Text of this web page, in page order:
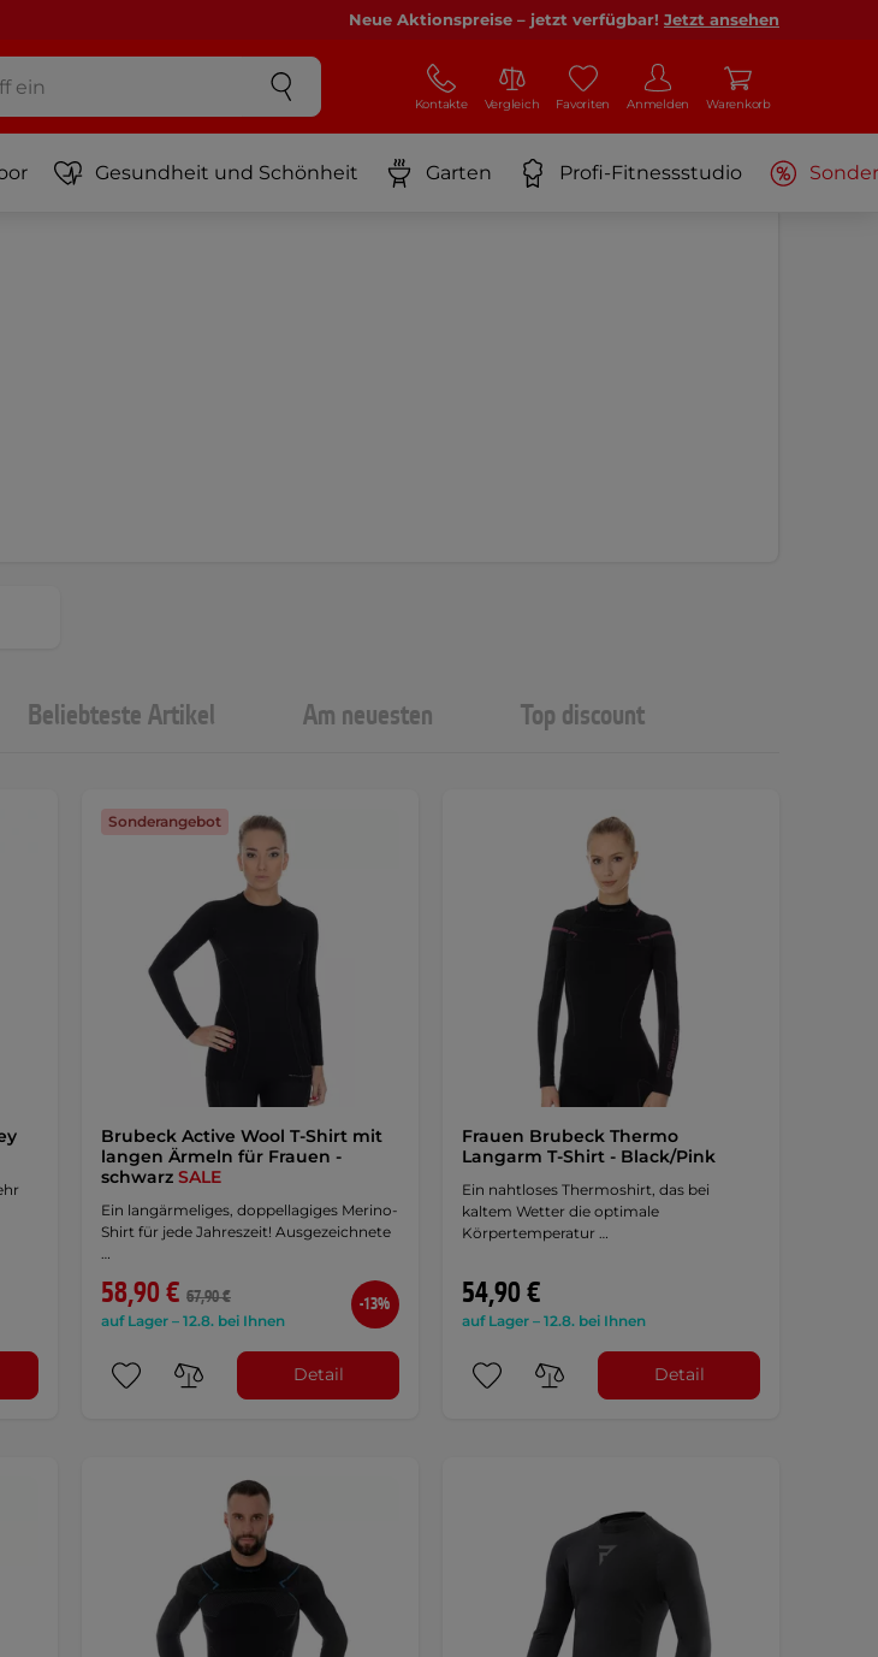
Neue Aktionspreise – jetzt verfügbar! Jetzt ansehen
Kontakte Vergleich Favoriten Anmelden Warenkorb
Gesundheit und Schönheit Garten Profi-Fitnessstudio
Beliebteste Artikel Am neuesten Top discount
Sonderangebot
Brubeck Active Wool T-Shirt mit
langen Ärmeln für Frauen -
schwarz SALE
Ein langärmeliges, doppellagiges Merino-
Shirt für jede Jahreszeit! Ausgezeichnete
58,90 € 67,90 €
auf Lager – 12.8. bei Ihnen
-13%
Detail
Frauen Brubeck Thermo
Langarm T-Shirt - Black/Pink
Ein nahtloses Thermoshirt, das bei
kaltem Wetter die optimale
Körpertemperatur …
54,90 €
auf Lager – 12.8. bei Ihnen
Detail